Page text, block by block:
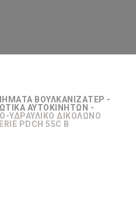
ΒΟΥΛΚΑΝΙΖΑΤΈΡ -
ΑΥΤΟΚΙΝΉΤΩΝ -
ΥΔΡΑΥΛΙΚΌ ΔΙΚΌΛΩΝΟ
PDCH 55C B